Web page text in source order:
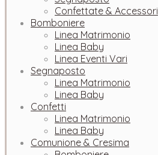
Confettate & Accessori
Bomboniere
Linea Matrimonio
Linea Baby
Linea Eventi Vari
Segnaposto
Linea Matrimonio
Linea Baby
Confetti
Linea Matrimonio
Linea Baby
Comunione & Cresima